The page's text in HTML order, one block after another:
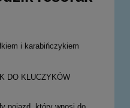
i karabińczykiem
DO KLUCZYKÓW